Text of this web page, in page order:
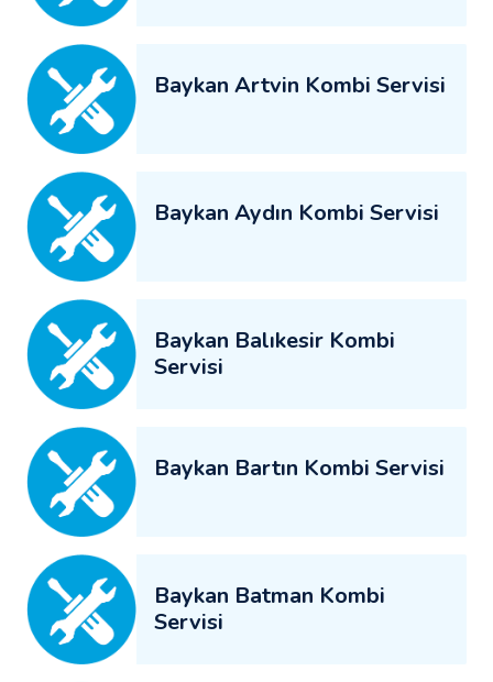
Baykan Artvin Kombi Servisi
Baykan Aydın Kombi Servisi
Baykan Balıkesir Kombi
Servisi
Baykan Bartın Kombi Servisi
Baykan Batman Kombi
Servisi